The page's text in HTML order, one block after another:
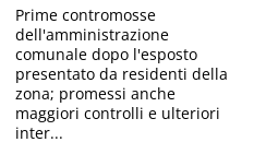
Prime contromosse
dell'amministrazione
comunale dopo l'esposto
presentato da residenti della
zona; promessi anche
maggiori controlli e ulteriori
inter...